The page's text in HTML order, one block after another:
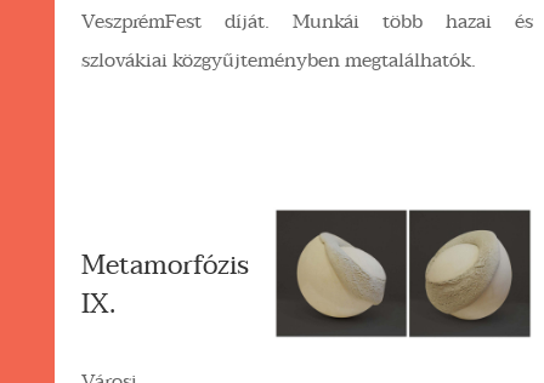
VeszprémFest díját. Munkái több hazai és
szlovákiai közgyűjteményben megtalálhatók.
Metamorfózis
IX.